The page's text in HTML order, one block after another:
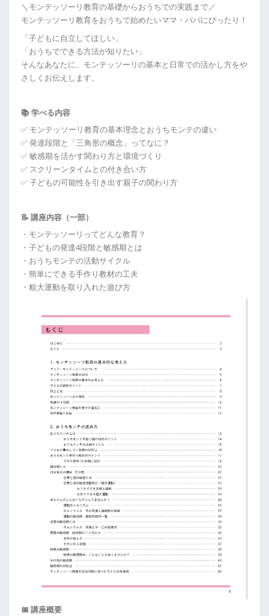
＼モンテッソーリ教育の基礎からおうちでの実践まで／
モンテッソーリ教育をおうちで始めたいママ・パパにぴったり！
「子どもに自立してほしい」
「おうちでできる方法が知りたい」
そんなあなたに、モンテッソーリの基本と日常での活かし方をや
さしくお伝えします。
📚 学べる内容
✅ モンテッソーリ教育の基本理念とおうちモンテの違い
✅ 発達段階と「三角形の概念」ってなに？
✅ 敏感期を活かす関わり方と環境づくり
✅ スクリーンタイムとの付き合い方
✅ 子どもの可能性を引き出す親子の関わり方
📝 講座内容（一部）
・モンテッソーリってどんな教育？
・子どもの発達4段階と敏感期とは
・おうちモンテの活動サイクル
・簡単にできる手作り教材の工夫
・粗大運動を取り入れた遊び方
📅 講座概要